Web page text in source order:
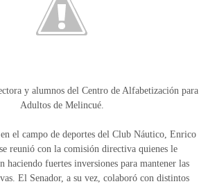
y alumnos del Centro de Alfabetización para
Adultos de Melincué.
el campo de deportes del Club Náutico, Enrico
reunió con la comisión directiva quienes le
haciendo fuertes inversiones para mantener las
El Senador, a su vez, colaboró con distintos